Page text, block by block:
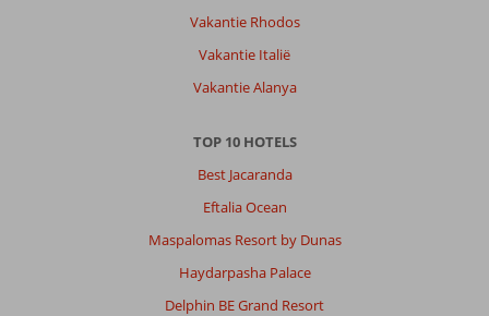
Vakantie Rhodos
Vakantie Italië
Vakantie Alanya
TOP 10 HOTELS
Best Jacaranda
Eftalia Ocean
Maspalomas Resort by Dunas
Haydarpasha Palace
Delphin BE Grand Resort